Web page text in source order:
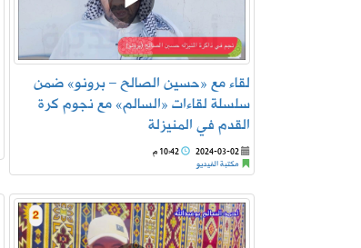
لقاء مع «حسين الصالح – برونو» ضمن
سلسلة لقاءات «السالم» مع نجوم كرة
القدم في المنيزلة
2024-03-02
10:42 م
مكتبة الفيديو